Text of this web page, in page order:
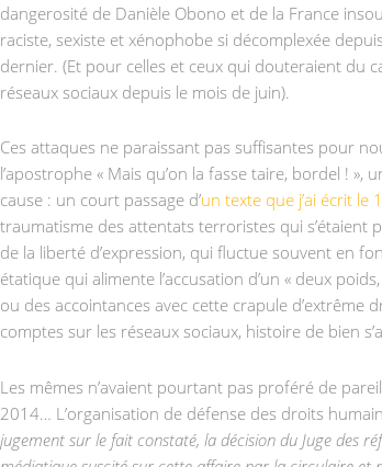
dangerosité de Danièle Obono et de la France
raciste, sexiste et xénophobe si décomplexée
dernier. (Et pour celles et ceux qui douteraient du
réseaux sociaux depuis le mois de juin).
Ces attaques ne paraissant pas suffisantes pour
l’apostrophe « Mais qu’on la fasse taire, bordel !
cause : un court passage d’un texte que j’ai écrit le
traumatisme des attentats terroristes qui s’étaient
de la liberté d’expression, qui fluctue souvent en
étatique qui alimente l’accusation d’un « deux
ou des accointances avec cette crapule
comptes sur les réseaux sociaux, histoire de bien
Les mêmes n’avaient pourtant pas proféré de
2014… L’organisation de défense des droits
jugement sur le fait constaté, la décision du Juge des